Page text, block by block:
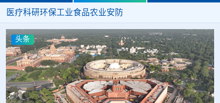
医疗科研环保工业食品农业安防
头条